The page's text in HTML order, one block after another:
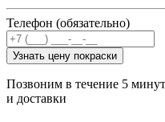
Телефон (обязательно)
Узнать цену покраски
Позвоним в течение 5
и доставки